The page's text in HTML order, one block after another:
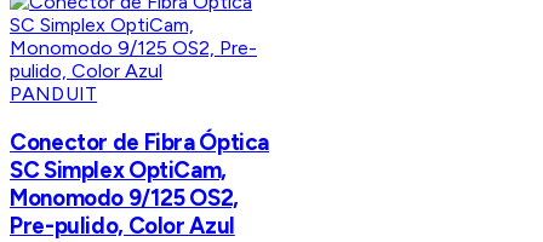
PANDUIT
Conector de Fibra Óptica
SC Simplex OptiCam,
Monomodo 9/125 OS2,
Pre-pulido, Color Azul